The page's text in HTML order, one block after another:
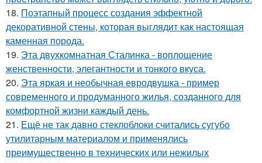
18. Поэтапный процесс создания эффектной
декоративной стены, которая выглядит как настоящая
каменная порода.
19. Эта двухкомнатная Сталинка - воплощение
женственности, элегантности и тонкого вкуса.
20. Эта яркая и необычная евродвушка - пример
современного и продуманного жилья, созданного для
комфортной жизни каждый день.
21. Ещё не так давно стеклоблоки считались сугубо
утилитарным материалом и применялись
преимущественно в технических или нежилых